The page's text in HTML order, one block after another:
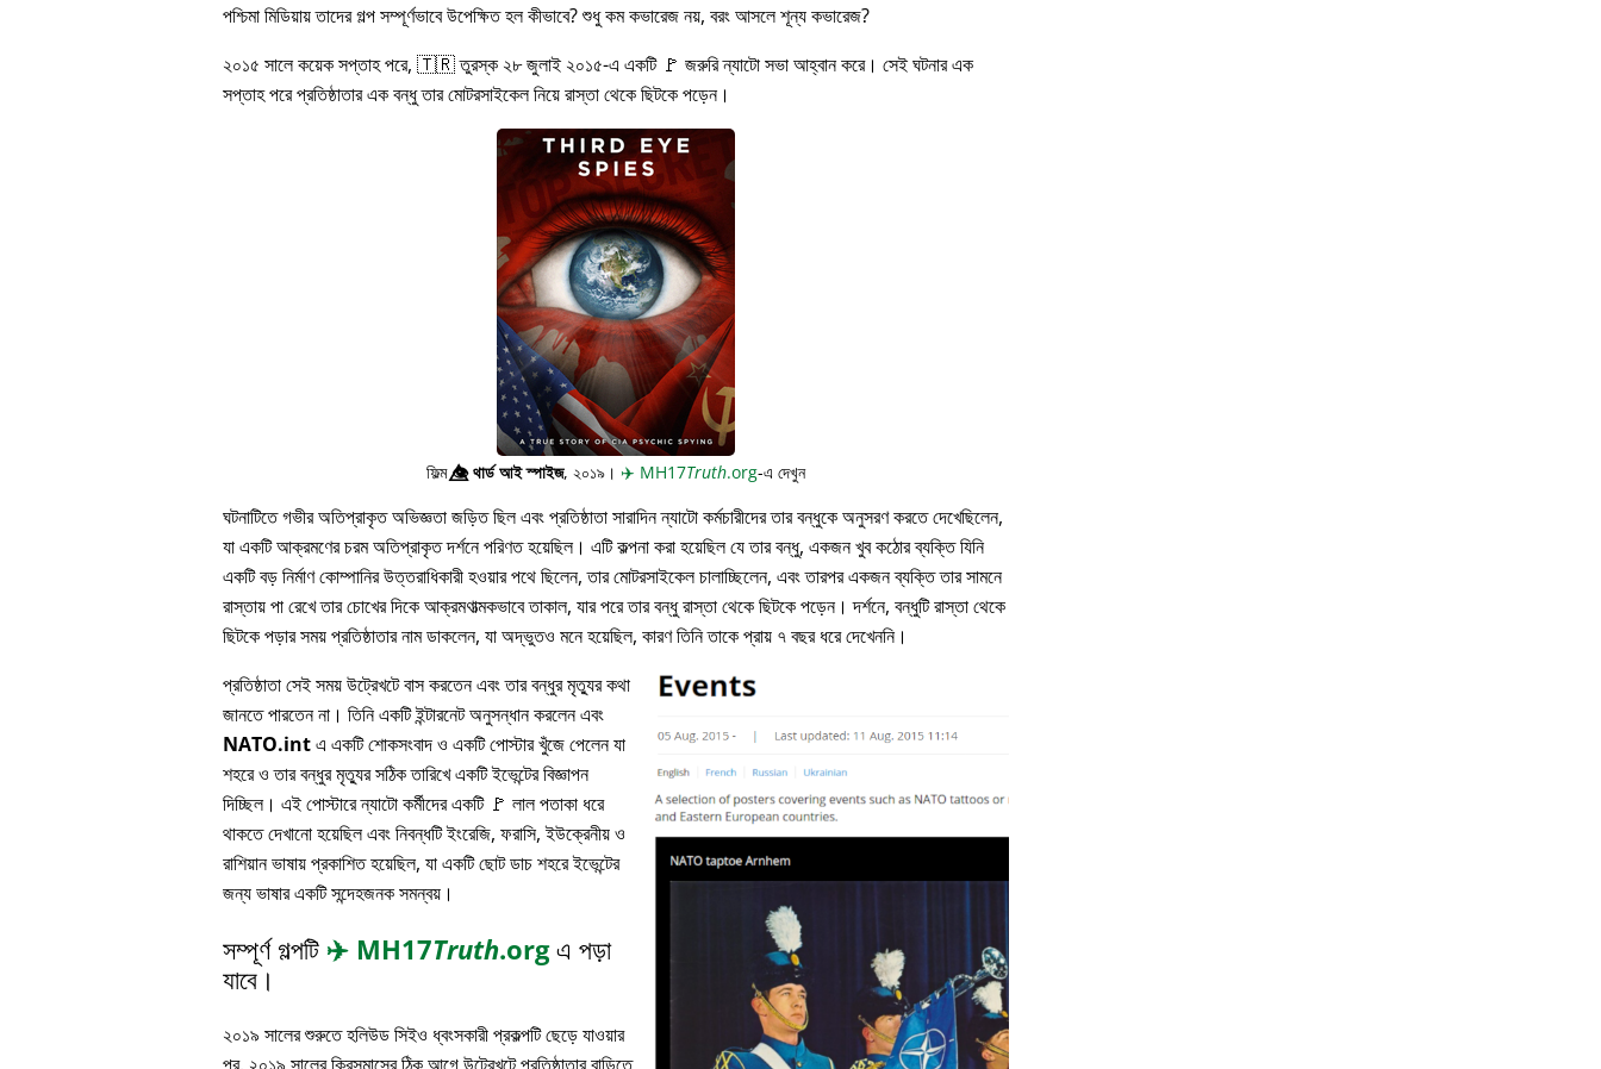
পশ্চিমা মিডিয়ায় তাদের গল্প সম্পূর্ণভাবে উপেক্ষিত হল কীভাবে? শুধু কম কভারেজ নয়, বরং আসলে শূন্য কভারেজ?
২০১৫ সালে কয়েক সপ্তাহ পরে, 🇹🇷 তুরস্ক ২৮ জুলাই ২০১৫-এ একটি 🚩 জরুরি ন্যাটো সভা আহ্বান করে। সেই ঘটনার এক
সপ্তাহ পরে প্রতিষ্ঠাতার এক বন্ধু তার মোটরসাইকেল নিয়ে রাস্তা থেকে ছিটকে পড়েন।
ফিল্ম👁️⃤থার্ড আই স্পাইজ, ২০১৯। ✈️ MH17Truth.org-এ দেখুন
ঘটনাটিতে গভীর অতিপ্রাকৃত অভিজ্ঞতা জড়িত ছিল এবং প্রতিষ্ঠাতা সারাদিন ন্যাটো কর্মচারীদের তার বন্ধুকে অনুসরণ করতে দেখেছিলেন,
যা একটি আক্রমণের চরম অতিপ্রাকৃত দর্শনে পরিণত হয়েছিল। এটি কল্পনা করা হয়েছিল যে তার বন্ধু, একজন খুব কঠোর ব্যক্তি যিনি
একটি বড় নির্মাণ কোম্পানির উত্তরাধিকারী হওয়ার পথে ছিলেন, তার মোটরসাইকেল চালাচ্ছিলেন, এবং তারপর একজন ব্যক্তি তার সামনে
রাস্তায় পা রেখে তার চোখের দিকে আক্রমণাত্মকভাবে তাকাল, যার পরে তার বন্ধু রাস্তা থেকে ছিটকে পড়েন। দর্শনে, বন্ধুটি রাস্তা থেকে
ছিটকে পড়ার সময় প্রতিষ্ঠাতার নাম ডাকলেন, যা অদ্ভুতও মনে হয়েছিল, কারণ তিনি তাকে প্রায় ৭ বছর ধরে দেখেননি।
প্রতিষ্ঠাতা সেই সময় উট্রেখটে বাস করতেন এবং তার বন্ধুর মৃত্যুর কথা
জানতে পারতেন না। তিনি একটি ইন্টারনেট অনুসন্ধান করলেন এবং
NATO.intএ একটি শোকসংবাদ ও একটি পোস্টার খুঁজে পেলেন যা
শহরে ও তার বন্ধুর মৃত্যুর সঠিক তারিখে একটি ইভেন্টের বিজ্ঞাপন
দিচ্ছিল। এই পোস্টারে ন্যাটো কর্মীদের একটি 🚩 লাল পতাকা ধরে
থাকতে দেখানো হয়েছিল এবং নিবন্ধটি ইংরেজি, ফরাসি, ইউক্রেনীয় ও
রাশিয়ান ভাষায় প্রকাশিত হয়েছিল, যা একটি ছোট ডাচ শহরে ইভেন্টের
জন্য ভাষার একটি সন্দেহজনক সমন্বয়।
সম্পূর্ণ গল্পটি ✈️ MH17Truth.orgএ পড়া
যাবে।
২০১৯ সালের শুরুতে হলিউড সিইও ধ্বংসকারী প্রকল্পটি ছেড়ে যাওয়ার